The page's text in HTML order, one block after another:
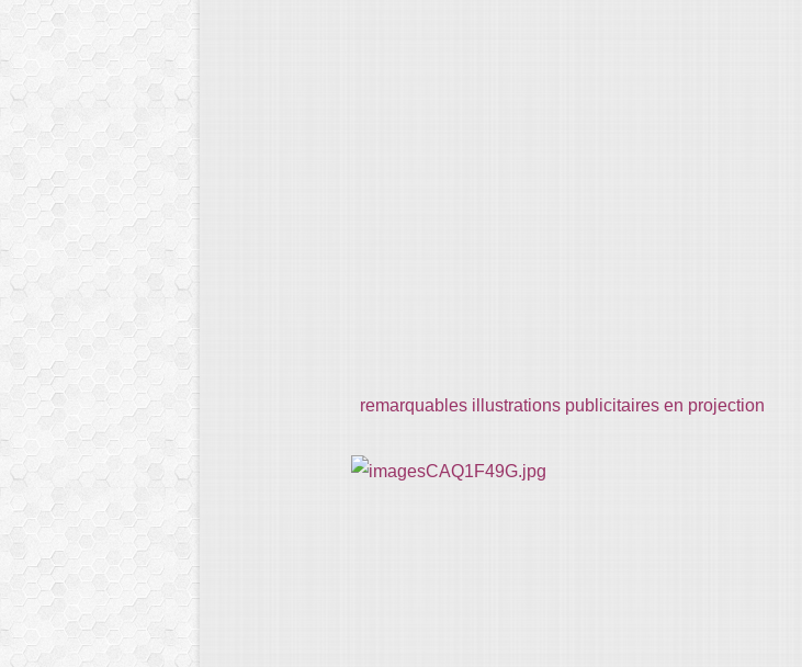
remarquables illustrations publicitaires en projection